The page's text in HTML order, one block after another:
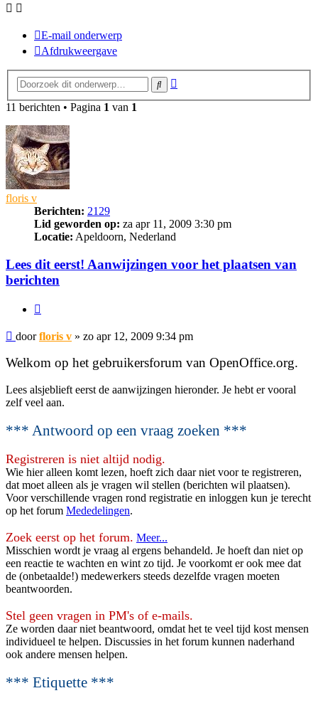
E-mail onderwerp
Afdrukweergave
Zoek
11 berichten • Pagina 1 van 1
floris v
Berichten: 2129
Lid geworden op: za apr 11, 2009 3:30 pm
Locatie: Apeldoorn, Nederland
Lees dit eerst! Aanwijzingen voor het plaatsen van
berichten
Bericht
doorfloris v » zo apr 12, 2009 9:34 pm
Welkom op het gebruikersforum van OpenOffice.org.
Lees alsjeblieft eerst de aanwijzingen hieronder. Je hebt er vooral
zelf veel aan.
*** Antwoord op een vraag zoeken ***
Registreren is niet altijd nodig.
Wie hier alleen komt lezen, hoeft zich daar niet voor te registreren,
dat moet alleen als je vragen wil stellen (berichten wil plaatsen).
Voor verschillende vragen rond registratie en inloggen kun je terecht
op het forum Mededelingen.
Zoek eerst op het forum. Meer...
Misschien wordt je vraag al ergens behandeld. Je hoeft dan niet op
een reactie te wachten en wint zo tijd. Je voorkomt er ook mee dat
de (onbetaalde!) medewerkers steeds dezelfde vragen moeten
beantwoorden.
Stel geen vragen in PM's of e-mails.
Ze worden daar niet beantwoord, omdat het te veel tijd kost mensen
individueel te helpen. Discussies in het forum kunnen naderhand
ook andere mensen helpen.
*** Etiquette ***